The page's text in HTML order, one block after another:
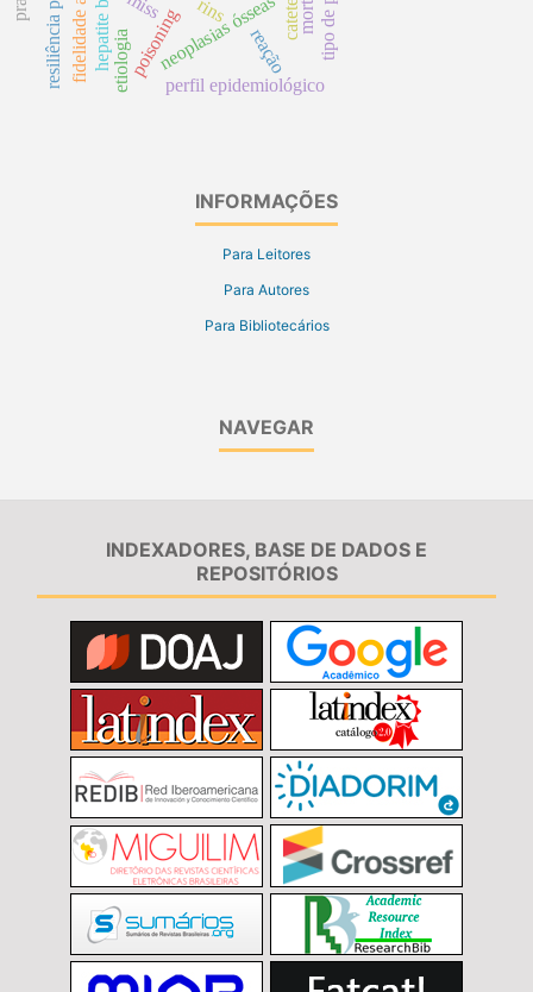
hepatite b neoplasias ósseas
poisoning
perfil epidemiológico
reação
rins
etiologia
INFORMAÇÕES
Para Leitores
Para Autores
Para Bibliotecários
NAVEGAR
INDEXADORES, BASE DE DADOS E
REPOSITÓRIOS